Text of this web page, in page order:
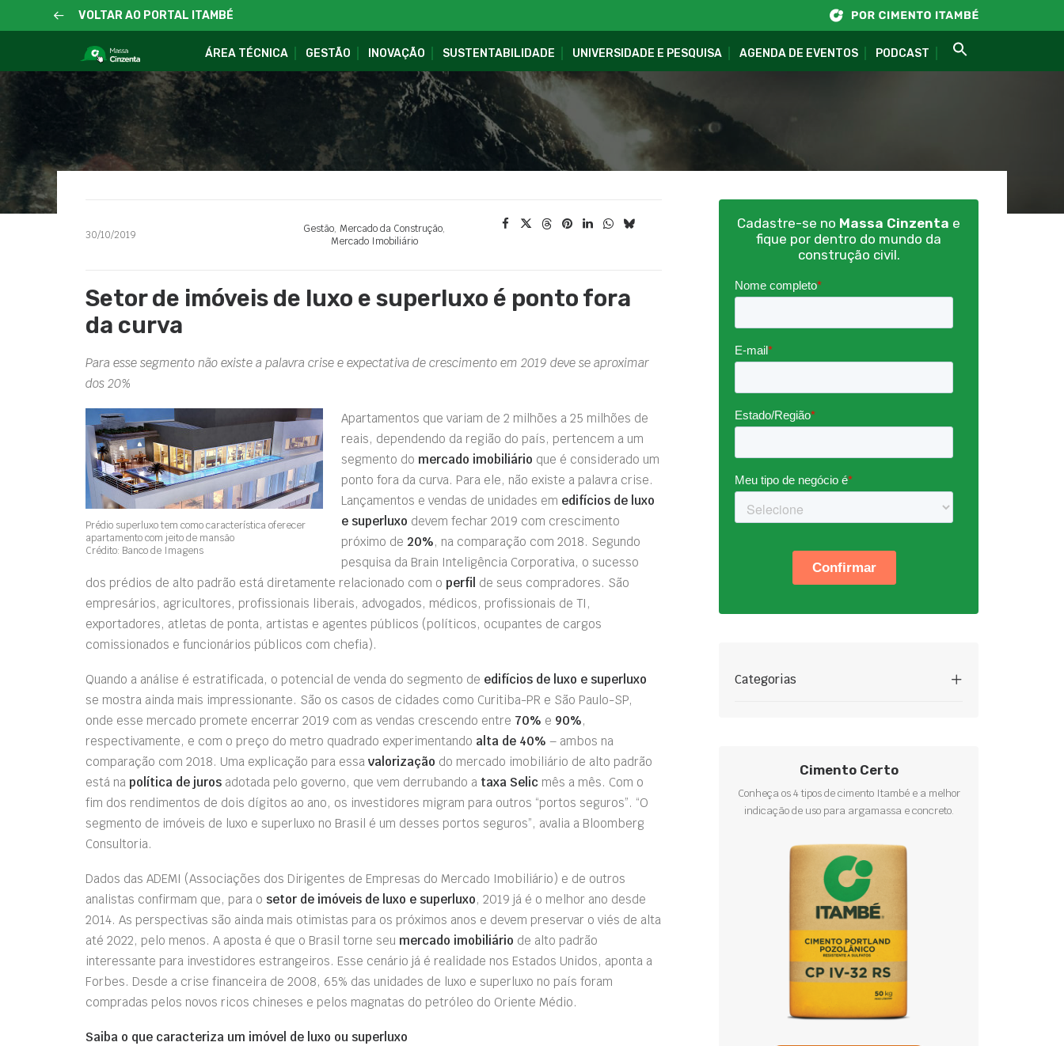
VOLTAR AO PORTAL ITAMBÉ
ÁREA TÉCNICA GESTÃO INOVAÇÃO SUSTENTABILIDADE UNIVERSIDADE E PESQUISA AGENDA DE EVENTOS PODCAST
30/10/2019 Gestão, Mercado da Construção,
Mercado Imobiliário
Setor de imóveis de luxo e superluxo é ponto fora
da curva
Para esse segmento não existe a palavra crise e expectativa de crescimento em 2019 deve se aproximar
dos 20%
Prédio superluxo tem como característica oferecer
apartamento com jeito de mansão
Crédito: Banco de Imagens
Apartamentos que variam de 2 milhões a 25 milhões de
reais, dependendo da região do país, pertencem a um
segmento do mercado imobiliário que é considerado um
ponto fora da curva. Para ele, não existe a palavra crise.
Lançamentos e vendas de unidades em edifícios de luxo
e superluxo devem fechar 2019 com crescimento
próximo de 20%, na comparação com 2018. Segundo
pesquisa da Brain Inteligência Corporativa, o sucesso
dos prédios de alto padrão está diretamente relacionado com o perfil de seus compradores. São
empresários, agricultores, profissionais liberais, advogados, médicos, profissionais de TI,
exportadores, atletas de ponta, artistas e agentes públicos (políticos, ocupantes de cargos
comissionados e funcionários públicos com chefia).
Quando a análise é estratificada, o potencial de venda do segmento de edifícios de luxo e superluxo
se mostra ainda mais impressionante. São os casos de cidades como Curitiba-PR e São Paulo-SP,
onde esse mercado promete encerrar 2019 com as vendas crescendo entre 70% e 90%,
respectivamente, e com o preço do metro quadrado experimentando alta de 40% – ambos na
comparação com 2018. Uma explicação para essa valorização do mercado imobiliário de alto padrão
está na política de juros adotada pelo governo, que vem derrubando a taxa Selic mês a mês. Com o
fim dos rendimentos de dois dígitos ao ano, os investidores migram para outros “portos seguros”. “O
segmento de imóveis de luxo e superluxo no Brasil é um desses portos seguros”, avalia a Bloomberg
Consultoria.
Dados das ADEMI (Associações dos Dirigentes de Empresas do Mercado Imobiliário) e de outros
analistas confirmam que, para o setor de imóveis de luxo e superluxo, 2019 já é o melhor ano desde
2014. As perspectivas são ainda mais otimistas para os próximos anos e devem preservar o viés de alta
até 2022, pelo menos. A aposta é que o Brasil torne seu mercado imobiliário de alto padrão
interessante para investidores estrangeiros. Esse cenário já é realidade nos Estados Unidos, aponta a
Forbes. Desde a crise financeira de 2008, 65% das unidades de luxo e superluxo no país foram
compradas pelos novos ricos chineses e pelos magnatas do petróleo do Oriente Médio.
Saiba o que caracteriza um imóvel de luxo ou superluxo
Cadastre-se no Massa Cinzenta e
fique por dentro do mundo da
construção civil.
Categorias
Cimento Certo
Conheça os 4 tipos de cimento Itambé e a melhor
indicação de uso para argamassa e concreto.